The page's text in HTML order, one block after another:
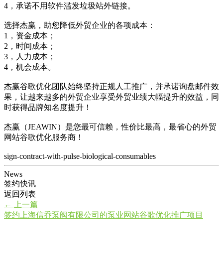
4，承诺不用软件滥发垃圾站外链接。
选择杰赢，助您降低外贸企业的各项成本：
1，资金成本；
2，时间成本；
3，人力成本；
4，机会成本。
杰赢谷歌优化团队始终坚持正规人工推广，并承诺询盘邮件效
果，让越来越多的外贸企业享受外贸业绩大幅提升的效益，同
时获得品牌知名度提升！
杰赢（JEAWIN）是您最可信赖，性价比最高，最省心的外贸
网站谷歌优化服务商！
sign-contract-with-pulse-biological-consumables
News
签约快讯
返回列表
←
上一篇
签约上海信乔泵阀有限公司的泵业网站谷歌优化推广项目